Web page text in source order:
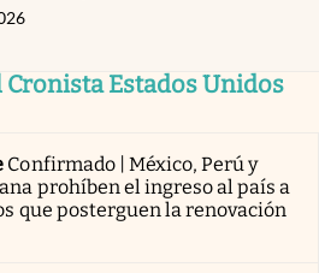
Cronista Estados Unidos
Confirmado | México, Perú y
prohíben el ingreso al país a
que posterguen la renovación